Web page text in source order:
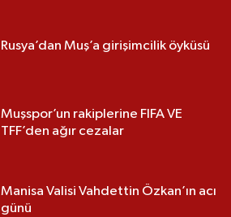
Rusya’dan Muş’a girişimcilik öyküsü
Muşspor’un rakiplerine FIFA VE
TFF’den ağır cezalar
Manisa Valisi Vahdettin Özkan’ın acı
günü